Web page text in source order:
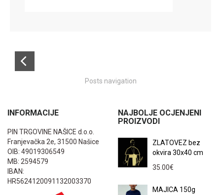
Posts navigation
INFORMACIJE
PIN TRGOVINE NAŠICE d.o.o.
Franjevačka 2e, 31500 Našice
OIB: 49019306549
MB: 2594579
IBAN:
HR5624120091132003370
NAJBOLJE OCJENJENI
PROIZVODI
ZLATOVEZ bez
okvira 30x40 cm
35.00€
MAJICA 150g